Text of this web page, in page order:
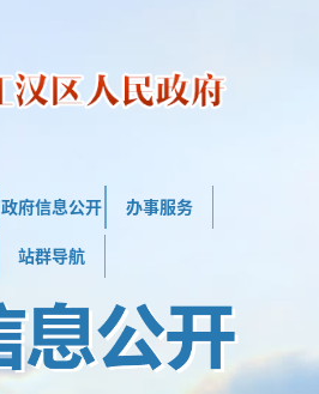
政府信息公开 办事服务
站群导航